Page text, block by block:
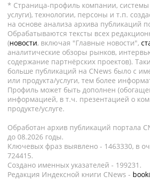
* Страница-профиль компании, системы
услуги), технологии, персоны и т.п.
на основе анализа архива публикаций
Обрабатываются тексты всех
(новости, включая "Главные новости",
аналитические обзоры рынков,
содержание партнёрских проектов).
больше публикаций на CNews было с
или продукта/услуги, тем более
Профиль может быть дополнен
информацией, в т.ч. презентацией о
продукте/услуге.
Обработан архив публикаций портала
до 08.2026 годы.
Ключевых фраз выявлено - 1463330, в
724415.
Создано именных указателей - 199231.
Редакция Индексной книги CNews -